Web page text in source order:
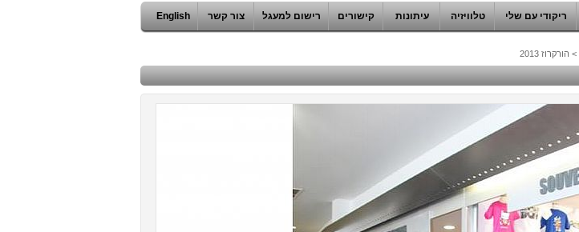
ריקודי עם שלי טלוויזיה עיתונות קישורים רישום למעגל צור קשר English
> הורקרוז 2013